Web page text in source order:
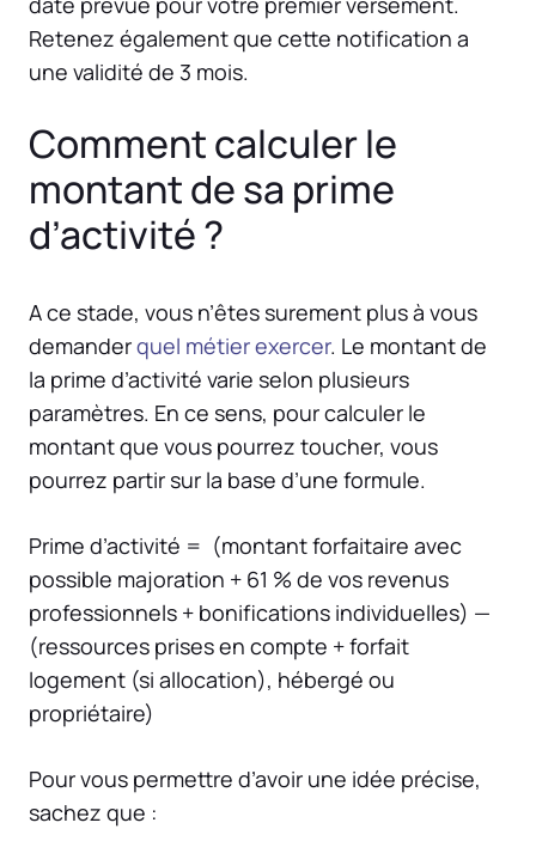
Retenez également que cette notification a
une validité de 3 mois.
Comment calculer le
montant de sa prime
d’activité ?
A ce stade, vous n’êtes surement plus à vous
demanderquel métier exercer. Le montant de
la prime d’activité varie selon plusieurs
paramètres. En ce sens, pour calculer le
montant que vous pourrez toucher, vous
pourrez partir sur la base d’une formule.
Prime d’activité = (montant forfaitaire avec
possible majoration + 61 % de vos revenus
professionnels + bonifications individuelles) —
(ressources prises en compte + forfait
logement (si allocation), hébergé ou
propriétaire)
Pour vous permettre d’avoir une idée précise,
sachez que :